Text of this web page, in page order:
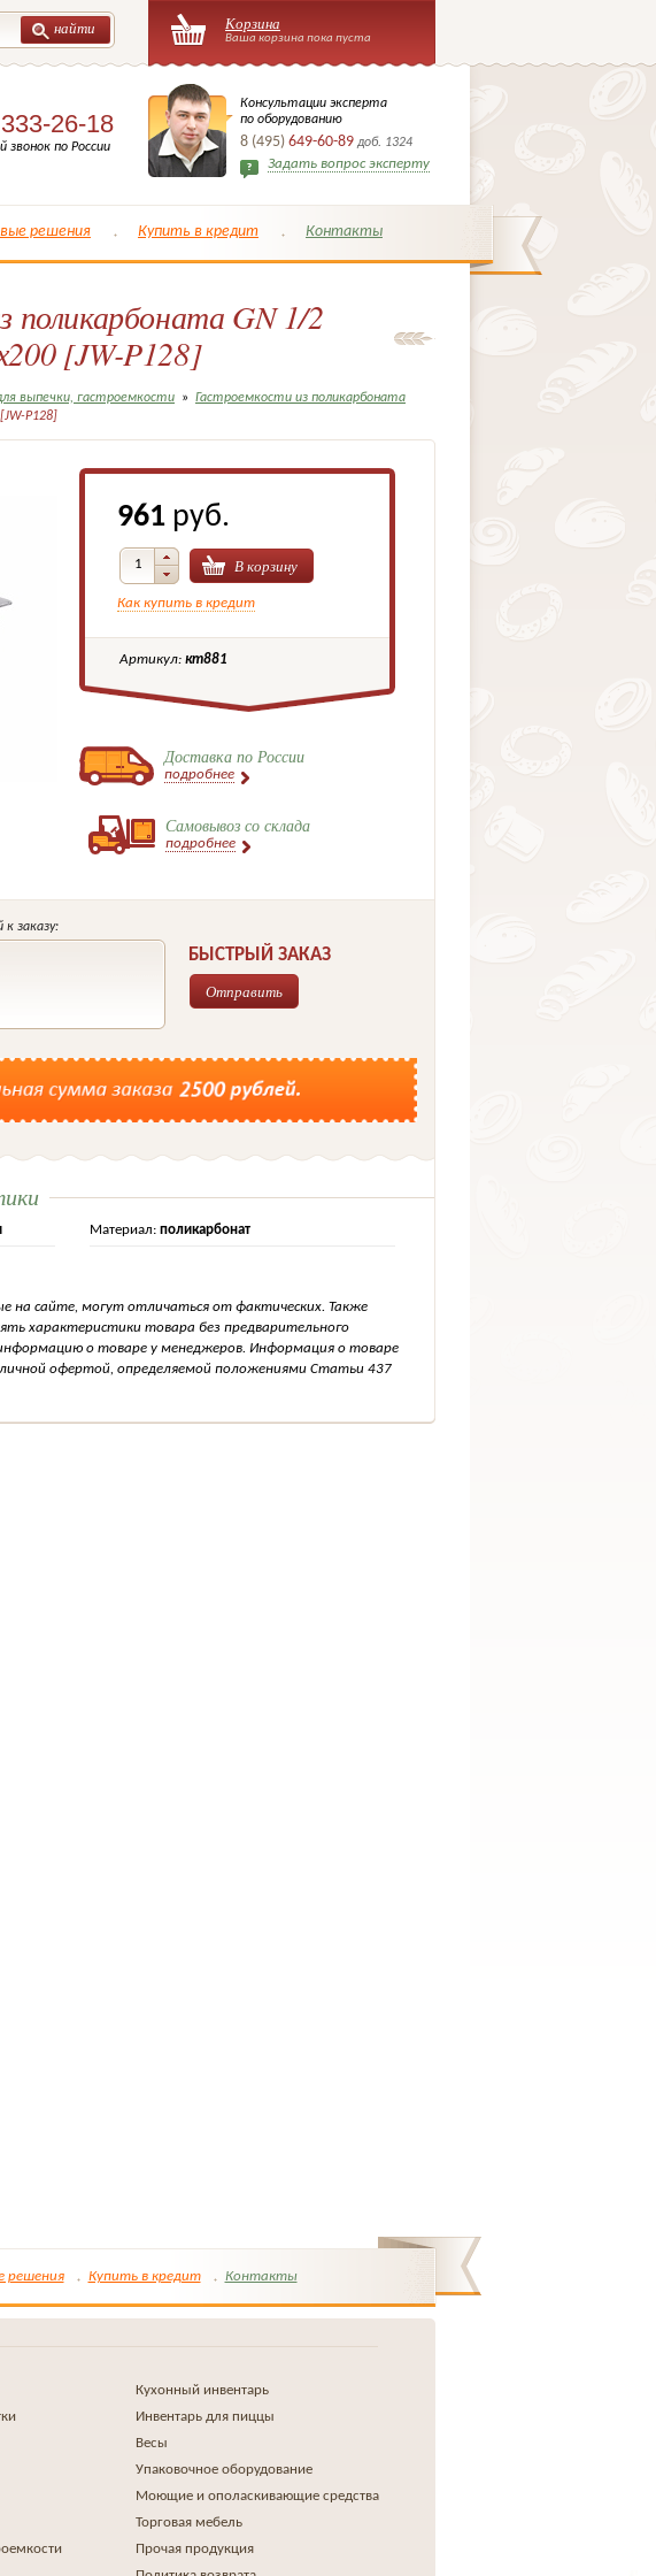
Корзина
Ваша корзина пока пуста
найти
26-18
звонок по России
Консультации эксперта
по оборудованию
8 (495) 649-60-89 доб. 1324
Задать вопрос эксперту
решения Купить в кредит Контакты
поликарбоната GN 1/2
[JW-P128]
выпечки, гастроемкости » Гастроемкости из поликарбоната
P128]
961 руб.
В корзину
Как купить в кредит
Артикул: кт881
Доставка по России
подробнее
Самовывоз со склада
подробнее
заказу:
БЫСТРЫЙ ЗАКАЗ
Отправить
Материал: поликарбонат
на сайте, могут отличаться от фактических. Также
характеристики товара без предварительного
о товаре у менеджеров. Информация о товаре
офертой, определяемой положениями Статьи 437
решения Купить в кредит Контакты
Кухонный инвентарь
Инвентарь для пиццы
Весы
Упаковочное оборудование
Моющие и ополаскивающие средства
Торговая мебель
Прочая продукция